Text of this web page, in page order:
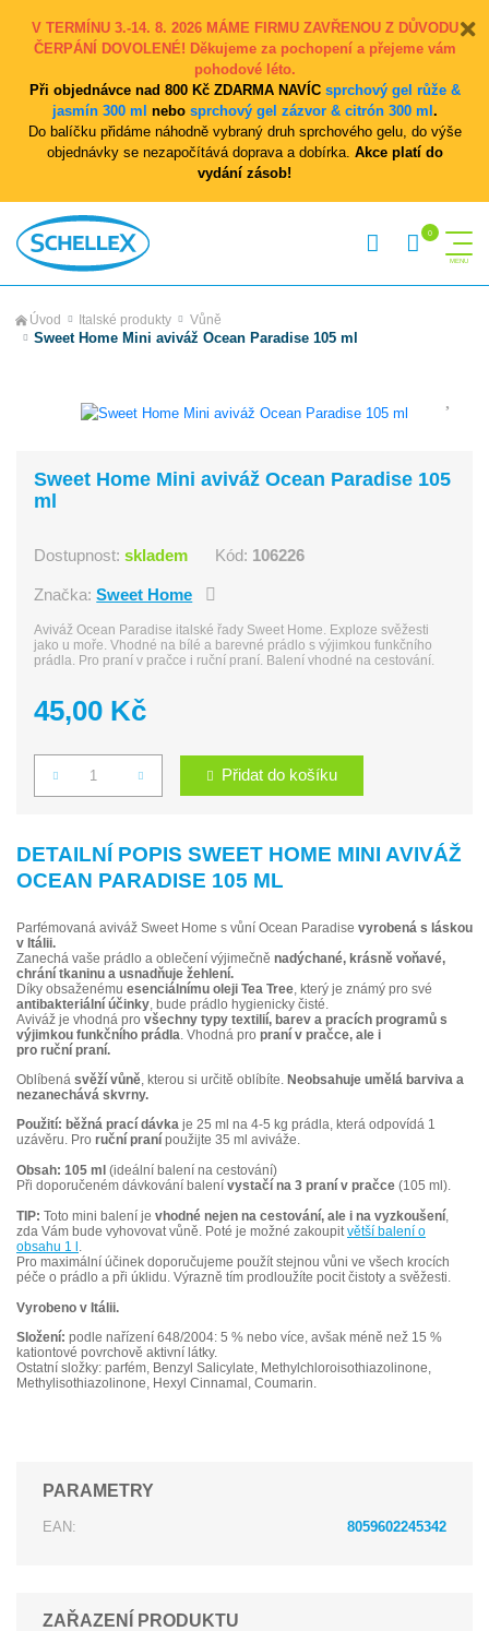
V TERMÍNU 3.-14. 8. 2026 MÁME FIRMU ZAVŘENOU Z DŮVODU
ČERPÁNÍ DOVOLENÉ! Děkujeme za pochopení a přejeme vám
pohodové léto.
Při objednávce nad 800 Kč ZDARMA NAVÍC sprchový gel růže &
jasmín 300 ml nebo sprchový gel zázvor & citrón 300 ml .
Do balíčku přidáme náhodně vybraný druh sprchového gelu, do výše
objednávky se nezapočítává doprava a dobírka. Akce platí do
vydání zásob!
Úvod Italské produkty Vůně
Sweet Home Mini aviváž Ocean Paradise 105 ml
Sweet Home Mini aviváž Ocean Paradise 105
ml
Dostupnost:skladem Kód: 106226
Značka:Sweet Home
Aviváž Ocean Paradise italské řady Sweet Home. Exploze svěžesti
jako u moře. Vhodné na bílé a barevné prádlo s výjimkou funkčního
prádla. Pro praní v pračce i ruční praní. Balení vhodné na cestování.
45,00 Kč
Počet Přidat do košíku
DETAILNÍ POPIS SWEET HOME MINI AVIVÁŽ
OCEAN PARADISE 105 ML
Parfémovaná aviváž Sweet Home s vůní Ocean Paradise vyrobená s láskou
v Itálii.
Zanechá vaše prádlo a oblečení výjimečně nadýchané, krásně voňavé,
chrání tkaninu a usnadňuje žehlení.
Díky obsaženému esenciálnímu oleji Tea Tree, který je známý pro své
antibakteriální účinky, bude prádlo hygienicky čisté.
Aviváž je vhodná pro všechny typy textilií, barev a pracích programů s
výjimkou funkčního prádla. Vhodná pro praní v pračce, ale i
pro ruční praní.
Oblíbená svěží vůně, kterou si určitě oblíbíte. Neobsahuje umělá barviva a
nezanechává skvrny.
Použití: běžná prací dávka je 25 ml na 4-5 kg prádla, která odpovídá 1
uzávěru. Pro ruční praní použijte 35 ml aviváže.
Obsah: 105 ml (ideální balení na cestování)
Při doporučeném dávkování balení vystačí na 3 praní v pračce (105 ml).
TIP: Toto mini balení je vhodné nejen na cestování, ale i na vyzkoušení,
zda Vám bude vyhovovat vůně. Poté je možné zakoupitvětší balení o
obsahu 1 l .
Pro maximální účinek doporučujeme použít stejnou vůni ve všech krocích
péče o prádlo a při úklidu. Výrazně tím prodloužíte pocit čistoty a svěžesti.
Vyrobeno v Itálii.
Složení: podle nařízení 648/2004: 5 % nebo více, avšak méně než 15 %
kationtové povrchově aktivní látky.
Ostatní složky: parfém, Benzyl Salicylate, Methylchloroisothiazolinone,
Methylisothiazolinone, Hexyl Cinnamal, Coumarin.
PARAMETRY
EAN: 8059602245342
ZAŘAZENÍ PRODUKTU